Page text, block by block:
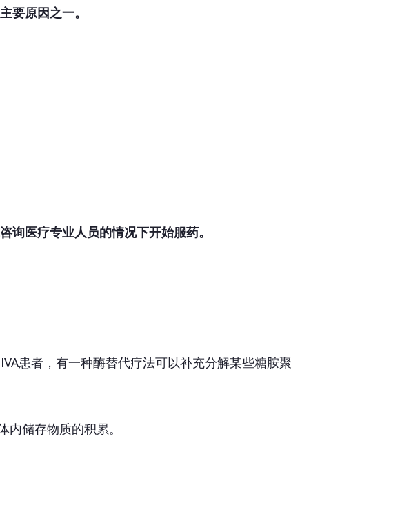
要原因之一。
询医疗专业人员的情况下开始服药。
IVA患者，有一种酶替代疗法可以补充分解某些糖胺聚
储存物质的积累。